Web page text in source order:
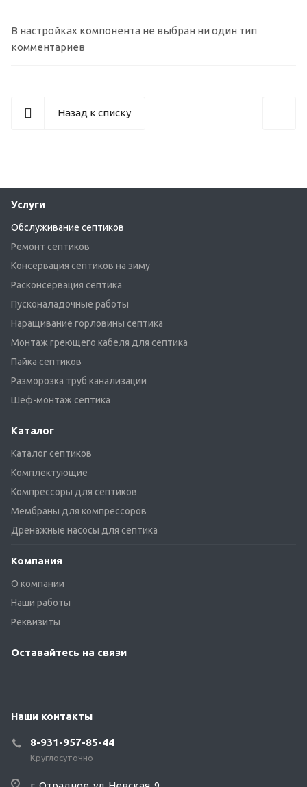
В настройках компонента не выбран ни один тип
комментариев
Назад к списку
Услуги
Обслуживание септиков
Ремонт септиков
Консервация септиков на зиму
Расконсервация септика
Пусконаладочные работы
Наращивание горловины септика
Монтаж греющего кабеля для септика
Пайка септиков
Разморозка труб канализации
Шеф-монтаж септика
Каталог
Каталог септиков
Комплектующие
Компрессоры для септиков
Мембраны для компрессоров
Дренажные насосы для септика
Компания
О компании
Наши работы
Реквизиты
Оставайтесь на связи
Наши контакты
8-931-957-85-44
Круглосуточно